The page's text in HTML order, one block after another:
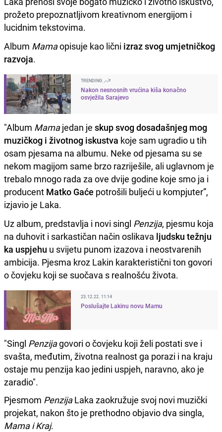
prožeto prepoznatljivom kreativnom energijom i
lucidnim tekstovima.
Album Mamaopisuje kao lični izraz svog umjetničkog
razvoja.
TRENDING
Nakon nesnosnih vrućina kiša konačno
osvježila Sarajevo
"Album Mamajedan je skup svog dosadašnjeg mog
muzičkog i životnog iskustva koje sam ugradio u tih
osam pjesama na albumu. Neke od pjesama su se
nekom magijom same brzo razriješile, ali uglavnom je
trebalo mnogo rada za ove dvije godine koje smo ja i
producent Matko Gaće potrošili buljeći u kompjuter”,
izjavio je Laka.
Uz album, predstavlja i novi singl Penzija, pjesmu koja
na duhovit i sarkastičan način oslikava ljudsku težnju
ka uspjehu u svijetu punom izazova i neostvarenih
ambicija. Pjesma kroz Lakin karakteristični ton govori
o čovjeku koji se suočava s realnošću života.
23.12.22. 11:14
Poslušajte Lakinu novu Mamu
"Singl Penzijagovori o čovjeku koji želi postati sve i
svašta, međutim, životna realnost ga porazi i na kraju
ostaje mu penzija kao jedini uspjeh, naravno, ako je
zaradio".
Pjesmom PenzijaLaka zaokružuje svoj novi muzički
projekat, nakon što je prethodno objavio dva singla,
Mama i Kraj.